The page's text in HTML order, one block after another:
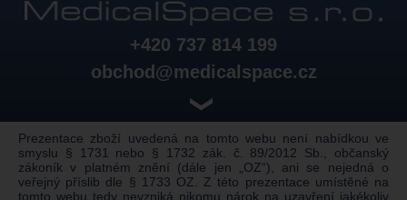
+420 737 814 199
obchod@medicalspace.cz
❯
Prezentace zboží uvedená na tomto webu není nabídkou ve
smyslu § 1731 nebo § 1732 zák. č. 89/2012 Sb., občanský
zákoník v platném znění (dále jen „OZ“), ani se nejedná o
veřejný příslib dle § 1733 OZ. Z této prezentace umístěné na
tomto webu tedy nevzniká nikomu nárok na uzavření jakékoliv